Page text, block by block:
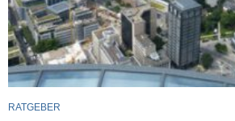
RATGEBER